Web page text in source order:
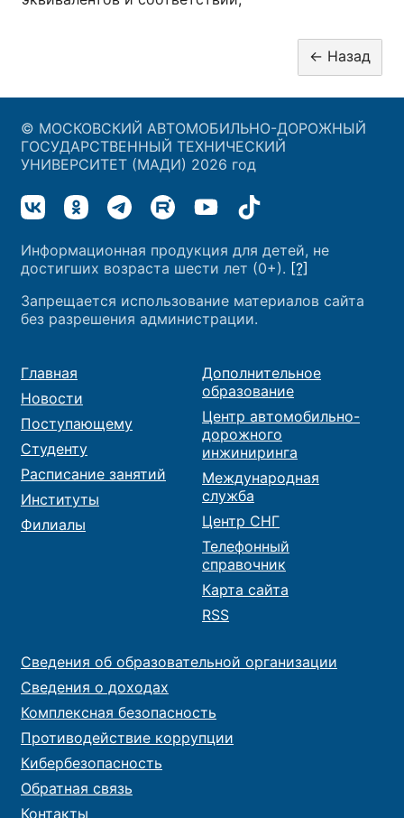
© МОСКОВСКИЙ АВТОМОБИЛЬНО-ДОРОЖНЫЙ
ГОСУДАРСТВЕННЫЙ ТЕХНИЧЕСКИЙ
УНИВЕРСИТЕТ (МАДИ) 2026 год
Информационная продукция для детей, не
достигших возраста шести лет (0+). [?]
Запрещается использование материалов сайта
без разрешения администрации.
Главная
Новости
Поступающему
Студенту
Расписание занятий
Институты
Филиалы
Дополнительное
образование
Центр автомобильно-
дорожного
инжиниринга
Международная
служба
Центр СНГ
Телефонный
справочник
Карта сайта
RSS
Сведения об образовательной организации
Сведения о доходах
Комплексная безопасность
Противодействие коррупции
Кибербезопасность
Обратная связь
Контакты